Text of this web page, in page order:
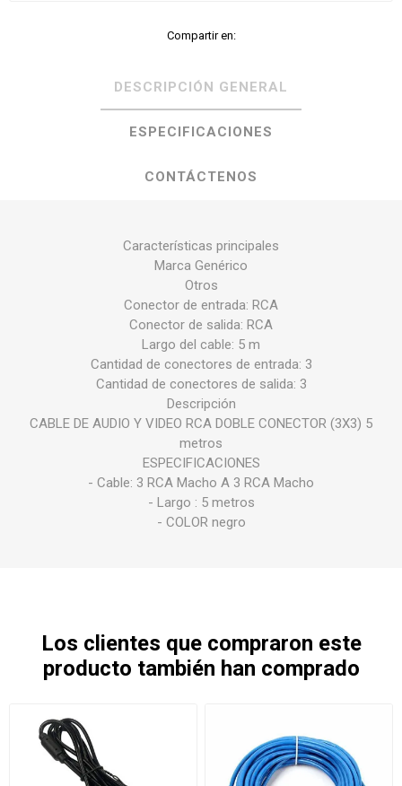
Compartir en:
DESCRIPCIÓN GENERAL
ESPECIFICACIONES
CONTÁCTENOS
Características principales
Marca Genérico
Otros
Conector de entrada: RCA
Conector de salida: RCA
Largo del cable: 5 m
Cantidad de conectores de entrada: 3
Cantidad de conectores de salida: 3
Descripción
CABLE DE AUDIO Y VIDEO RCA DOBLE CONECTOR (3X3) 5
metros
ESPECIFICACIONES
- Cable: 3 RCA Macho A 3 RCA Macho
- Largo : 5 metros
- COLOR negro
Los clientes que compraron este
producto también han comprado